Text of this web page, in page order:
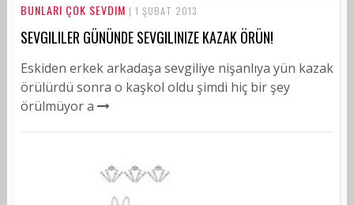
BUNLARI ÇOK SEVDIM | 1 ŞUBAT 2013
SEVGILILER GÜNÜNDE SEVGILINIZE KAZAK ÖRÜN!
Eskiden erkek arkadaşa sevgiliye nişanlıya yün kazak
örülürdü sonra o kaşkol oldu şimdi hiç bir şey
örülmüyor a